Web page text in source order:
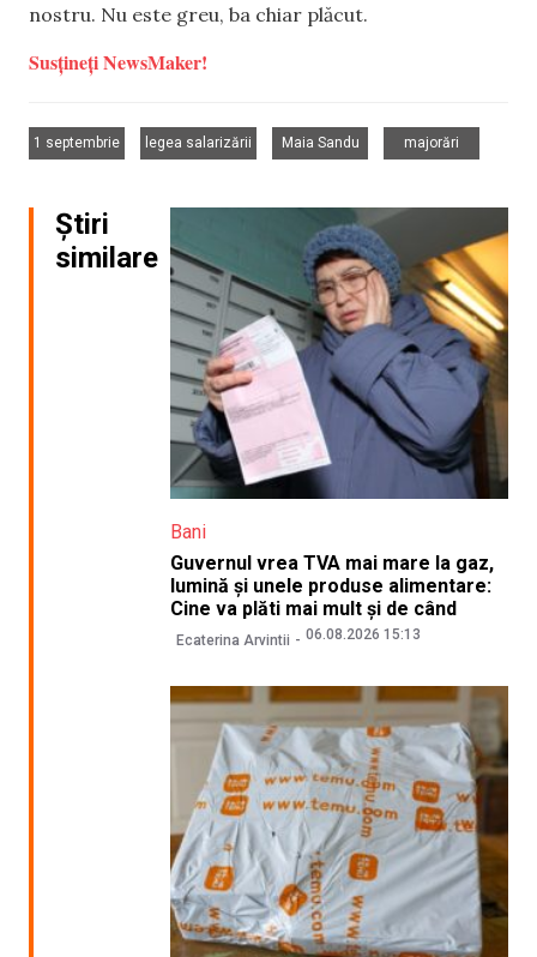
nostru. Nu este greu, ba chiar plăcut.
Susțineți NewsMaker!
1 septembrie
legea salarizării
Maia Sandu
majorări
Știri
similare
Bani
Guvernul vrea TVA mai mare la gaz,
lumină și unele produse alimentare:
Cine va plăti mai mult și de când
Ecaterina Arvintii 06.08.2026 15:13